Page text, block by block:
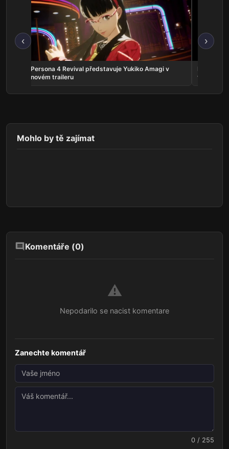
‹
Persona 4 Revival představuje Yukiko Amagi v
novém traileru
Phantom:
vyjde v
›
Mohlo by tě zajímat
Komentáře (0)
⚠️
Nepodarilo se nacist komentare
Zanechte komentář
0 / 255